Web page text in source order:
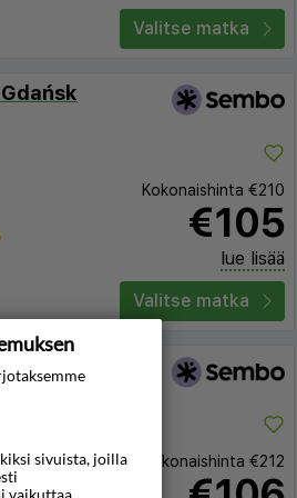
Valitse matka
Kokonaishinta €210
€105
lue lisää
Valitse matka
Kokonaishinta €212
sivuista, joilla
vaikuttaa